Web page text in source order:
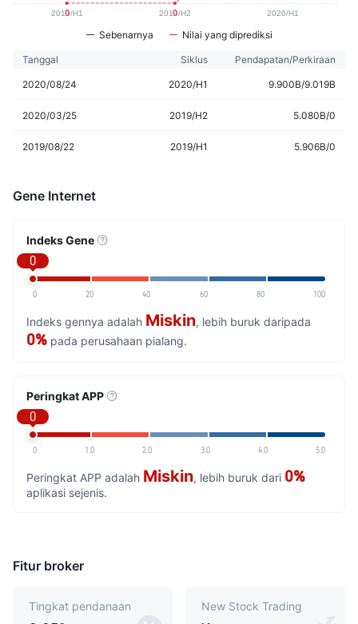
Sebenarnya Nilai yang diprediksi
Tanggal Siklus Pendapatan/Perkiraan
2020/08/24 2020/H1 9.900B/9.019B
2020/03/25 2019/H2 5.080B/0
2019/08/22 2019/H1 5.906B/0
Gene Internet
Indeks Gene
0
0 20 40 60 80 100
Indeks gennya adalah Miskin, lebih buruk daripada
0% pada perusahaan pialang.
Peringkat APP
0
0 1.0 2.0 3.0 4.0 5.0
Peringkat APP adalah Miskin, lebih buruk dari 0%
aplikasi sejenis.
Fitur broker
Tingkat pendanaan New Stock Trading